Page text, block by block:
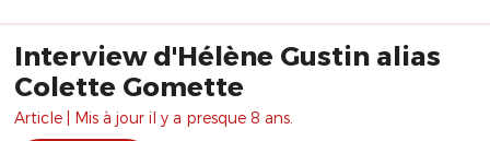
Interview d'Hélène Gustin alias
Colette Gomette
Article | Mis à jour il y a presque 8 ans.